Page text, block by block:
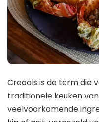
Creools is de term die
traditionele keuken
veelvoorkomende